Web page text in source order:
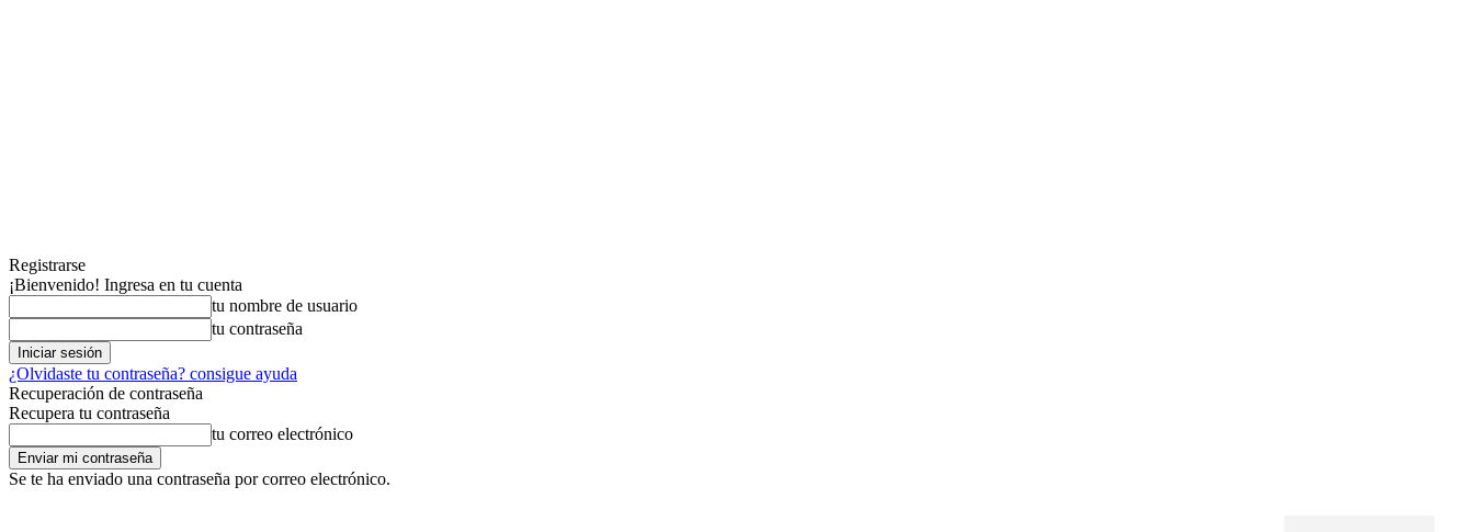
Registrarse
¡Bienvenido! Ingresa en tu cuenta
tu nombre de usuario
tu contraseña
¿Olvidaste tu contraseña? consigue ayuda
Recuperación de contraseña
Recupera tu contraseña
tu correo electrónico
Se te ha enviado una contraseña por correo electrónico.